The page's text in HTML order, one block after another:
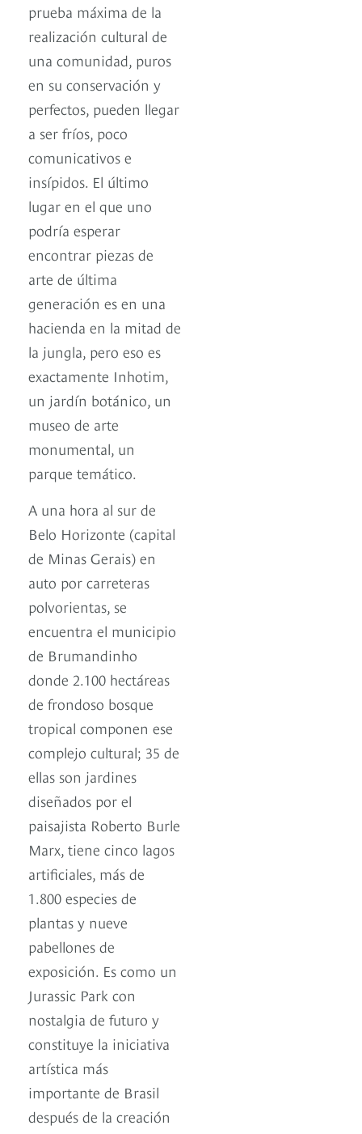
prueba máxima de la
realización cultural de
una comunidad, puros
en su conservación y
perfectos, pueden llegar
a ser fríos, poco
comunicativos e
insípidos. El último
lugar en el que uno
podría esperar
encontrar piezas de
arte de última
generación es en una
hacienda en la mitad de
la jungla, pero eso es
exactamente Inhotim,
un jardín botánico, un
museo de arte
monumental, un
parque temático.
A una hora al sur de
Belo Horizonte (capital
de Minas Gerais) en
auto por carreteras
polvorientas, se
encuentra el municipio
de Brumandinho
donde 2.100 hectáreas
de frondoso bosque
tropical componen ese
complejo cultural; 35 de
ellas son jardines
diseñados por el
paisajista Roberto Burle
Marx, tiene cinco lagos
artificiales, más de
1.800 especies de
plantas y nueve
pabellones de
exposición. Es como un
Jurassic Park con
nostalgia de futuro y
constituye la iniciativa
artística más
importante de Brasil
después de la creación